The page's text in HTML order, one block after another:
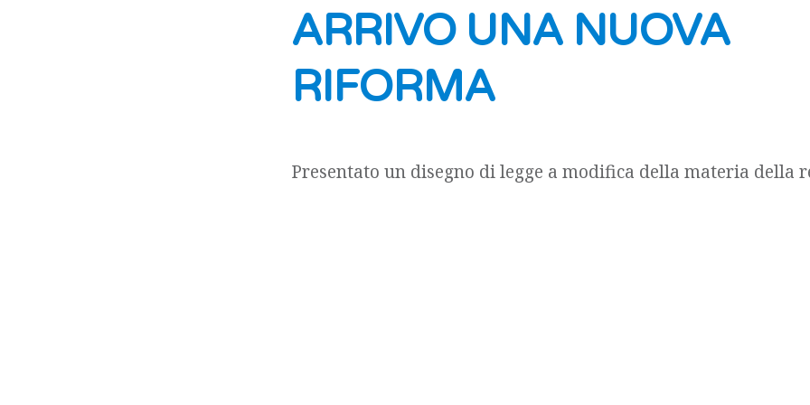
ARRIVO UNA NUOVA
RIFORMA
Presentato un disegno di legge a modifica della materia della